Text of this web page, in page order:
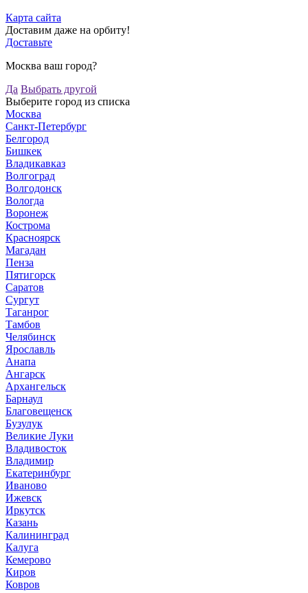
Карта сайта
Доставим даже на орбиту!
Доставьте
Москва ваш город?
Да Выбрать другой
Выберите город из списка
Москва
Санкт-Петербург
Белгород
Бишкек
Владикавказ
Волгоград
Волгодонск
Вологда
Воронеж
Кострома
Красноярск
Магадан
Пенза
Пятигорск
Саратов
Сургут
Таганрог
Тамбов
Челябинск
Ярославль
Анапа
Ангарск
Архангельск
Барнаул
Благовещенск
Бузулук
Великие Луки
Владивосток
Владимир
Екатеринбург
Иваново
Ижевск
Иркутск
Казань
Калининград
Калуга
Кемерово
Киров
Ковров